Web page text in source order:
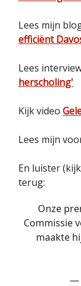
Lees mijn
efficiënt
Lees
herscholing'
Kijk video
Lees mijn
En luister
terug:
Onze
Commissie
maakte
—